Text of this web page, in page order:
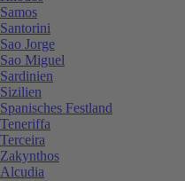
Samos
Santorini
Sao Jorge
Sao Miguel
Sardinien
Sizilien
Spanisches Festland
Teneriffa
Terceira
Zakynthos
Alcudia